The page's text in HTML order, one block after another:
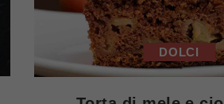
DOLCI